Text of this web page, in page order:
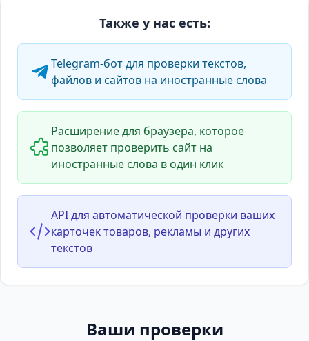
Также у нас есть:
Telegram-бот для проверки текстов,
файлов и сайтов на иностранные слова
Расширение для браузера, которое
позволяет проверить сайт на
иностранные слова в один клик
API для автоматической проверки ваших
карточек товаров, рекламы и других
текстов
Ваши проверки